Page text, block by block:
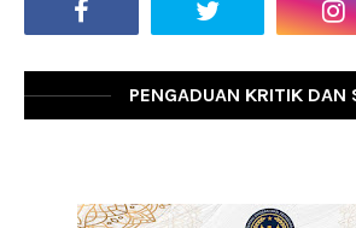
PENGADUAN KRITIK DAN